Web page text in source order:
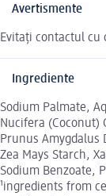
Avertismente
Evitați contactul cu
Ingrediente
Sodium Palmate,
Nucifera (Coconut)
Prunus Amygdalus
Zea Mays Starch,
Sodium Benzoate,
¹ingredients from